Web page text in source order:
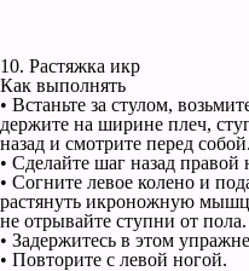
10. Растяжка икр
Как выполнять
• Встаньте за стулом,
держите на ширине плеч,
назад и смотрите перед собой.
• Сделайте шаг назад правой
• Согните левое колено и
растянуть икроножную
не отрывайте ступни от пола.
• Задержитесь в этом
• Повторите с левой ногой.